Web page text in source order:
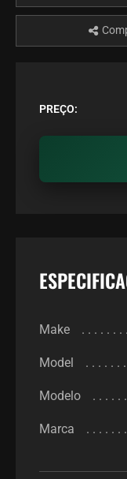
PREÇO:
Make
Model
Modelo
Marca